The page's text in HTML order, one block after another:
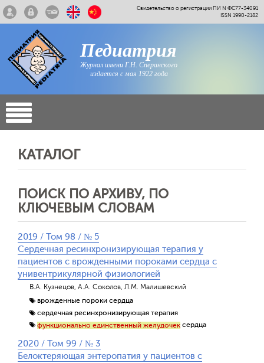
Свидетельство о регистрации ПИ N ФС77-34091
ISSN 1990-2182
Педиатрия
Журнал имени Г.Н. Сперанского
издается с мая 1922 года
КАТАЛОГ
ПОИСК ПО АРХИВУ, ПО
КЛЮЧЕВЫМ СЛОВАМ
2019 / Том 98 / № 5
Сердечная ресинхронизирующая терапия у
пациентов с врожденными пороками сердца с
унивентрикулярной физиологией
В.А. Кузнецов, А.А. Соколов, Л.М. Малишевский
врожденные пороки сердца
сердечная ресинхронизирующая терапия
функционально единственный желудочек сердца
2020 / Том 99 / № 3
Белоктеряющая энтеропатия у пациентов с